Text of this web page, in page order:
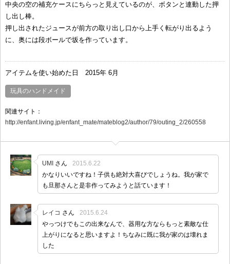
中央の空の補充ケースにちらっと見えているのが、ボタンと連動した押
し出し棒。
押し出されたジュースが前方の取り出し口から上手く転がり出るよう
に、奥には段ボールで坂を作っています。
アイテムを使い始めた日 2015年 6月
玩具のハンドメイド
関連サイト：
http://enfant.living.jp/enfant_mate/mateblog2/author/79/outing_2/260558
UMI さん
2015.6.22
かなりいいですね！子供も絶対大喜びでしょうね。我が家で
も旦那さんと是非作ってみようと話ています！
レイコ さん
2015.6.24
やっつけでもこの出来なんで、器用な方ならもっと素敵な仕
上がりになると思いますよ！ちなみに既に我が家のは壊れま
した